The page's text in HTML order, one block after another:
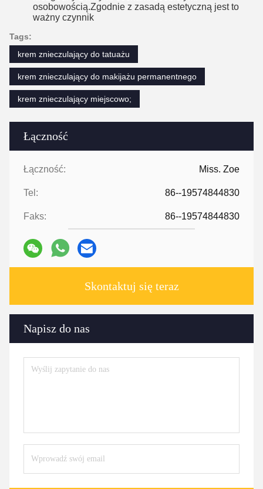
Łączność
Łączność: Miss. Zoe
Tel: 86--19574844830
Faks: 86--19574844830
Skontaktuj się teraz
Napisz do nas
osobowością.Zgodnie z zasadą estetyczną jest to
ważny czynnik
Tags:
krem znieczulający do tatuażu
krem ​​znieczulający do makijażu permanentnego
krem ​​znieczulający miejscowo;